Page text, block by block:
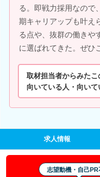
る。即戦力採用なので
期キャリアップも叶え
る点や、抜群の働きや
に選ばれてきた。ぜひ
取材担当者からみたこ
向いている人・向い
求人情報
志望動機・自己PR